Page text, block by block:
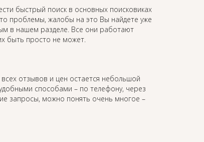
быстрый поиск в основных поисковиках
проблемы, жалобы на это Вы найдете уже
в нашем разделе. Все они работают
быть просто не может.
всех отзывов и цен остается небольшой
способами – по телефону, через
запросы, можно понять очень многое –